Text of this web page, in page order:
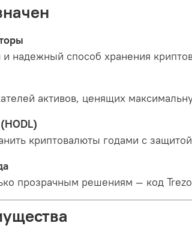
надежный способ хранения
активов, ценящих
криптовалюты годами с
прозрачным решениям — код